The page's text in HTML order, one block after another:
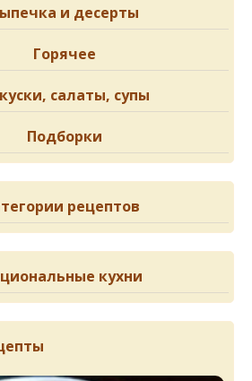
и десерты
Горячее
салаты, супы
Подборки
рецептов
кухни